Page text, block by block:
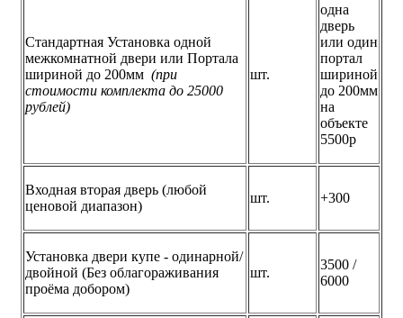
Стандартная Установка одной
межкомнатной двери или Портала
шириной до 200мм (при
стоимости комплекта до 25000
рублей)
шт.
одна
дверь
или один
портал
шириной
до 200мм
на
объекте
5500р
Входная вторая дверь (любой
ценовой диапазон)
шт. +300
Установка двери купе - одинарной/
двойной (Без облагораживания
проёма добором)
шт.
3500 /
6000